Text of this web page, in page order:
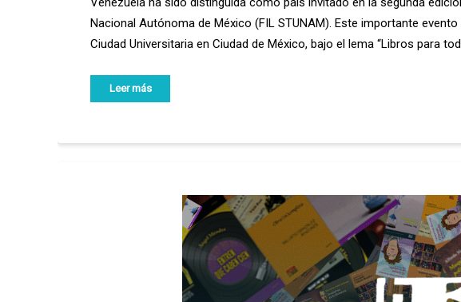
Nacional Autónoma de México (FIL STUNAM). Este importante
Ciudad Universitaria en Ciudad de México, bajo el lema “Libros para
Leer más